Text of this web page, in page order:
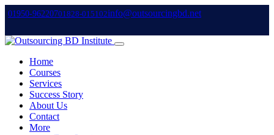
01950-96220701828-015102info@outsourcingbd.net
Home
Courses
Services
Success Story
About Us
Contact
More